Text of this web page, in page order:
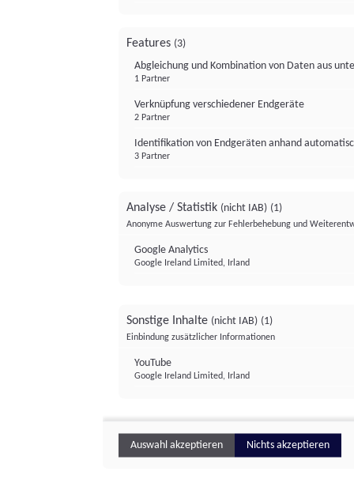
Features (3)
Abgleichung und Kombination von Daten aus
1 Partner
Verknüpfung verschiedener Endgeräte
2 Partner
Identifikation von Endgeräten anhand
3 Partner
Analyse / Statistik (nicht IAB) (1)
Anonyme Auswertung zur Fehlerbehebung und
Google Analytics
Google Ireland Limited, Irland
Sonstige Inhalte (nicht IAB) (1)
Einbindung zusätzlicher Informationen
YouTube
Google Ireland Limited, Irland
Auswahl akzeptieren Nichts akzeptieren